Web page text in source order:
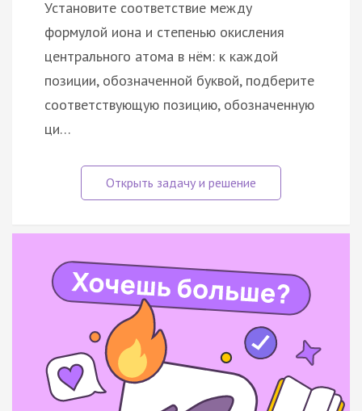
Установите соответствие между
формулой иона и степенью окисления
центрального атома в нём: к каждой
позиции, обозначенной буквой, подберите
соответствующую позицию, обозначенную
ци…